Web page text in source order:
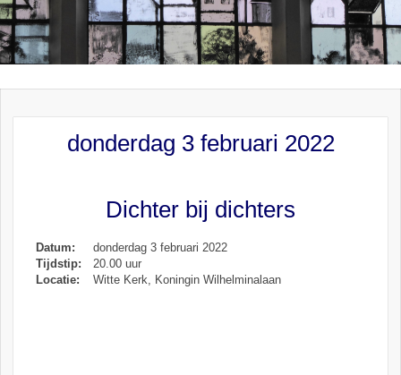
donderdag 3 februari 2022
Dichter bij dichters
Datum:
donderdag 3 februari 2022
Tijdstip:
20.00 uur
Locatie:
Witte Kerk, Koningin Wilhelminalaan